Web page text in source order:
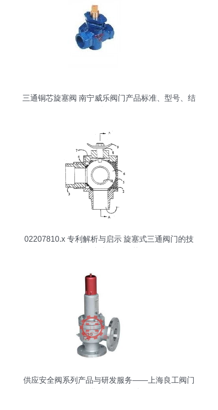
三通铜芯旋塞阀 南宁威乐阀门产品标准、型号、结
02207810.x 专利解析与启示 旋塞式三通阀门的技
供应安全阀系列产品与研发服务——上海良工阀门